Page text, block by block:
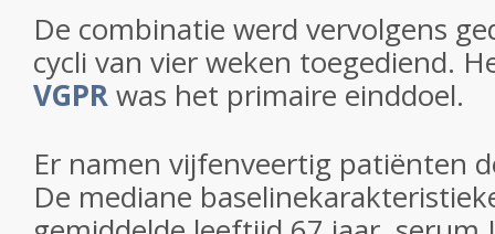
De combinatie werd vervolgens
cycli van vier weken toegediend.
VGPRwas het primaire einddoel.
Er namen vijfenveertig patiënten
De mediane